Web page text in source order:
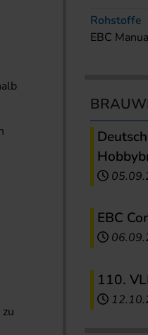
Rohstoffe
EBC
EBC
110.